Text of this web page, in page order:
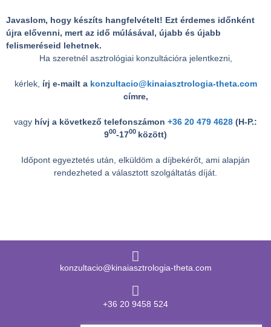
Javaslom, hogy készíts hangfelvételt! Ezt érdemes időnként
újra elővenni, mert az idő múlásával, újabb és újabb
felismeréseid lehetnek.
Ha szeretnél asztrológiai konzultációra jelentkezni,
kérlek, írj e-mailt a konzultacio@kinaiasztrologia-theta.com
címre,
vagy hívj a következő telefonszámon +36 20 479 4628 (H-P.:
900-1700 között)
Időpont egyeztetés után, elküldöm a díjbekérőt, ami alapján
rendezheted a választott szolgáltatás díját.
konzultacio@kinaiasztrologia-theta.com
+36 20 9458 524